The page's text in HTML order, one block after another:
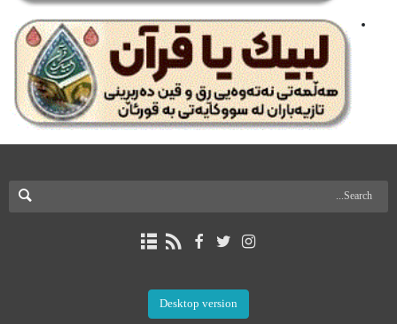
Desktop version